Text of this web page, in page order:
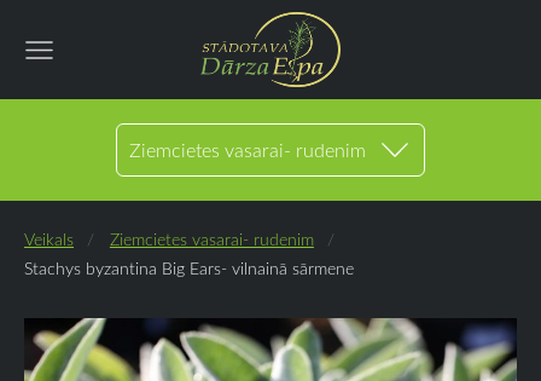
Ziemcietes vasarai- rudenim
Veikals
Ziemcietes vasarai- rudenim
Stachys byzantina Big Ears- vilnainā sārmene